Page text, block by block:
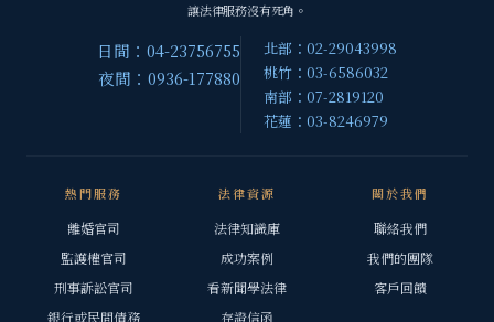
讓法律服務沒有死角。
日間：04-23756755
夜間：0936-177880
北部：02-29043998
桃竹：03-6586032
南部：07-2819120
花蓮：03-8246979
熱門服務
離婚官司
監護權官司
刑事訴訟官司
銀行或民間債務
法律資源
法律知識庫
成功案例
看新聞學法律
存證信函
關於我們
聯絡我們
我們的團隊
客戶回饋